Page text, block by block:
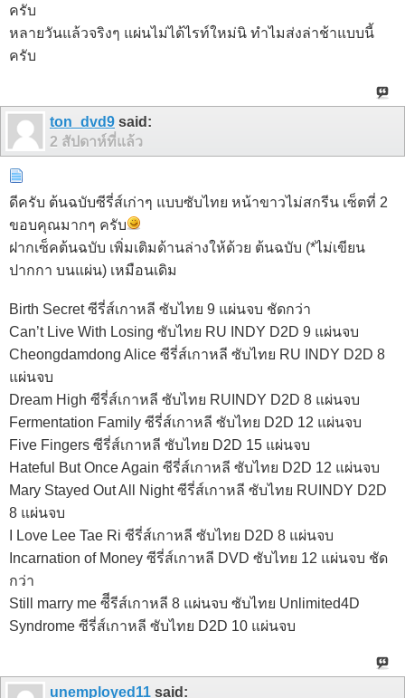
ครับ
หลายวันแล้วจริงๆ แผ่นไม่ได้ไรท์ใหม่นิ ทำไมส่งล่าช้าแบบนี้
ครับ
ton_dvd9 said:
2 สัปดาห์ที่แล้ว
ดีครับ ต้นฉบับซีรี่ส์เก่าๆ แบบซับไทย หน้าขาวไม่สกรีน เซ็ตที่ 2
ขอบคุณมากๆ ครับ
ฝากเซ็คต้นฉบับ เพิ่มเติมด้านล่างให้ด้วย ต้นฉบับ (*ไม่เขียน
ปากกา บนแผ่น) เหมือนเดิม
Birth Secret ซีรี่ส์เกาหลี ซับไทย 9 แผ่นจบ ชัดกว่า
Can’t Live With Losing ซับไทย RU INDY D2D 9 แผ่นจบ
Cheongdamdong Alice ซีรี่ส์เกาหลี ซับไทย RU INDY D2D 8
แผ่นจบ
Dream High ซีรี่ส์เกาหลี ซับไทย RUINDY D2D 8 แผ่นจบ
Fermentation Family ซีรี่ส์เกาหลี ซับไทย D2D 12 แผ่นจบ
Five Fingers ซีรี่ส์เกาหลี ซับไทย D2D 15 แผ่นจบ
Hateful But Once Again ซีรี่ส์เกาหลี ซับไทย D2D 12 แผ่นจบ
Mary Stayed Out All Night ซีรี่ส์เกาหลี ซับไทย RUINDY D2D
8 แผ่นจบ
I Love Lee Tae Ri ซีรี่ส์เกาหลี ซับไทย D2D 8 แผ่นจบ
Incarnation of Money ซีรี่ส์เกาหลี DVD ซับไทย 12 แผ่นจบ ชัด
กว่า
Still marry me ซีีรีส์เกาหลี 8 แผ่นจบ ซับไทย Unlimited4D
Syndrome ซีรี่ส์เกาหลี ซับไทย D2D 10 แผ่นจบ
unemployed11 said: